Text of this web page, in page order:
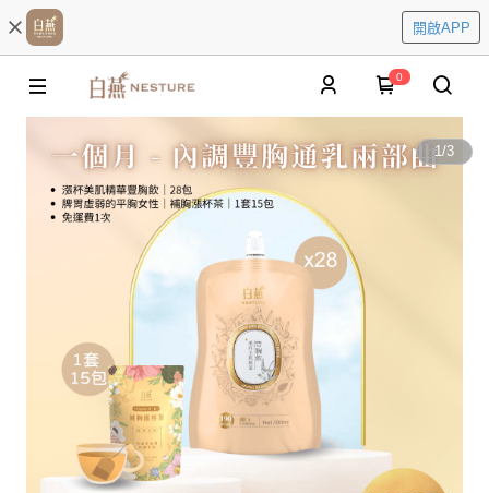
開啟APP
0
1/3